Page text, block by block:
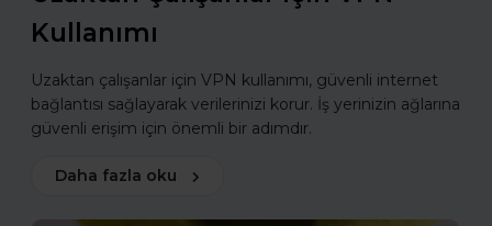
Kullanımı
Uzaktan çalışanlar için VPN kullanımı, güvenli internet
bağlantısı sağlayarak verilerinizi korur. İş yerinizin ağlarına
güvenli erişim için önemli bir adımdır.
Daha fazla oku